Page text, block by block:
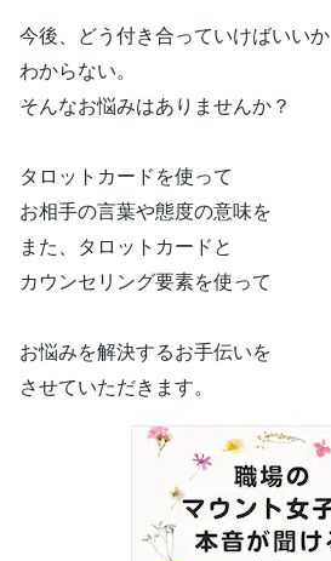
今後、どう付き合っていけばいいか
わからない。
そんなお悩みはありませんか？
タロットカードを使って
お相手の言葉や態度の意味を
また、タロットカードと
カウンセリング要素を使って
お悩みを解決するお手伝いを
させていただきます。